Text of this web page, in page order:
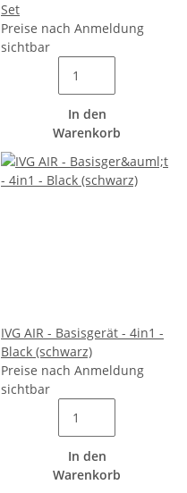
Set
Preise nach Anmeldung
sichtbar
In den
Warenkorb
IVG AIR - Basisgerät - 4in1 -
Black (schwarz)
Preise nach Anmeldung
sichtbar
In den
Warenkorb